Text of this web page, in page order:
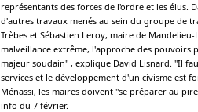
représentants des forces de l'ordre et les élus.
d'autres travaux menés au sein du groupe de
Trèbes et Sébastien Leroy, maire de
malveillance extrême, l'approche des
majeur soudain" , explique David Lisnard. "Il
services et le développement d'un civisme est
Ménassi, les maires doivent "se préparer au
info du 7 février.